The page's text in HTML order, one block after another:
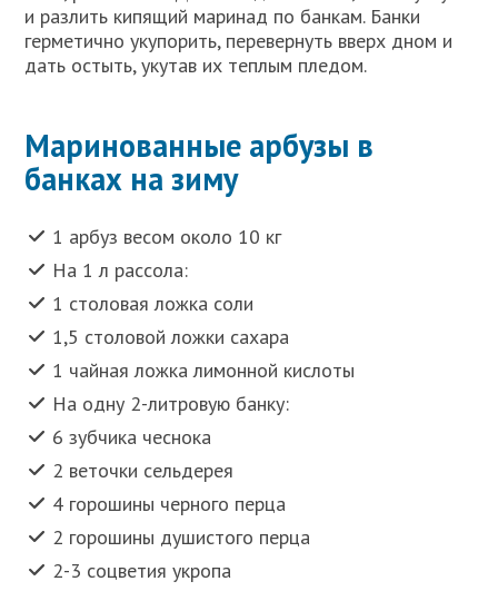
и разлить кипящий маринад по банкам. Банки
герметично укупорить, перевернуть вверх дном и
дать остыть, укутав их теплым пледом.
Маринованные арбузы в
банках на зиму
1 арбуз весом около 10 кг
На 1 л рассола:
1 столовая ложка соли
1,5 столовой ложки сахара
1 чайная ложка лимонной кислоты
На одну 2-литровую банку:
6 зубчика чеснока
2 веточки сельдерея
4 горошины черного перца
2 горошины душистого перца
2-3 соцветия укропа